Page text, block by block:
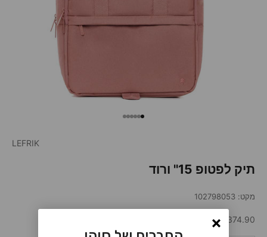
עבור לפריט 1
עבור לפריט 2
עבור לפריט 3
עבור לפריט 4
עבור לפריט 5
עבור לפריט 6
LEFRIK
תיק לפטופ 15'' ורוד
מקט: 102798053
מחיר מבצע
374.90 ₪